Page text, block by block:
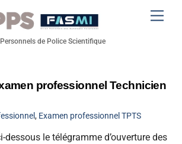
de Police Scientifique
professionnel Technicien
, Examen professionnel TPTS
dessous le télégramme d’ouverture des